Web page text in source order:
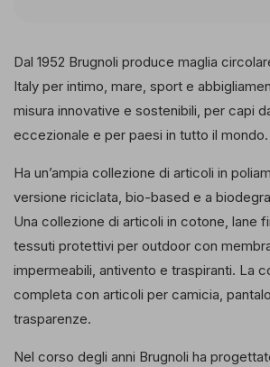
Dal 1952 Brugnoli produce maglia
Italy per intimo, mare, sport e
misura innovative e sostenibili, per capi
eccezionale e per paesi in tutto il mondo.
Ha un’ampia collezione di articoli in
versione riciclata, bio-based e a
Una collezione di articoli in cotone, lane
tessuti protettivi per outdoor con
impermeabili, antivento e traspiranti. La
completa con articoli per camicia,
trasparenze.
Nel corso degli anni Brugnoli ha